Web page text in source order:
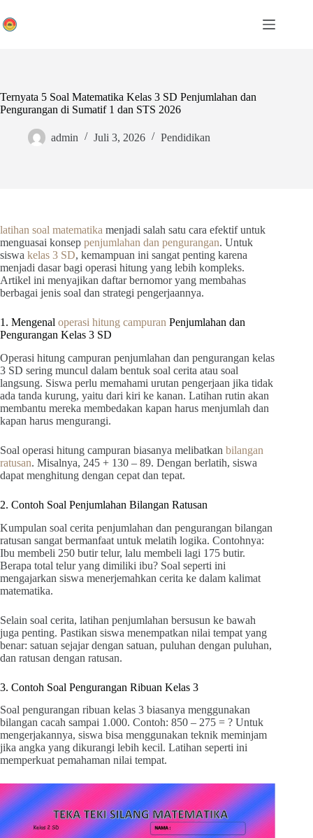
to
content
Ternyata 5 Soal Matematika Kelas 3 SD Penjumlahan dan
Pengurangan di Sumatif 1 dan STS 2026
admin Juli 3, 2026 Pendidikan
latihan soal matematika menjadi salah satu cara efektif untuk
menguasai konsep penjumlahan dan pengurangan. Untuk
siswa kelas 3 SD, kemampuan ini sangat penting karena
menjadi dasar bagi operasi hitung yang lebih kompleks.
Artikel ini menyajikan daftar bernomor yang membahas
berbagai jenis soal dan strategi pengerjaannya.
1. Mengenal operasi hitung campuran Penjumlahan dan
Pengurangan Kelas 3 SD
Operasi hitung campuran penjumlahan dan pengurangan kelas
3 SD sering muncul dalam bentuk soal cerita atau soal
langsung. Siswa perlu memahami urutan pengerjaan jika tidak
ada tanda kurung, yaitu dari kiri ke kanan. Latihan rutin akan
membantu mereka membedakan kapan harus menjumlah dan
kapan harus mengurangi.
Soal operasi hitung campuran biasanya melibatkan bilangan
ratusan. Misalnya, 245 + 130 – 89. Dengan berlatih, siswa
dapat menghitung dengan cepat dan tepat.
2. Contoh Soal Penjumlahan Bilangan Ratusan
Kumpulan soal cerita penjumlahan dan pengurangan bilangan
ratusan sangat bermanfaat untuk melatih logika. Contohnya:
Ibu membeli 250 butir telur, lalu membeli lagi 175 butir.
Berapa total telur yang dimiliki ibu? Soal seperti ini
mengajarkan siswa menerjemahkan cerita ke dalam kalimat
matematika.
Selain soal cerita, latihan penjumlahan bersusun ke bawah
juga penting. Pastikan siswa menempatkan nilai tempat yang
benar: satuan sejajar dengan satuan, puluhan dengan puluhan,
dan ratusan dengan ratusan.
3. Contoh Soal Pengurangan Ribuan Kelas 3
Soal pengurangan ribuan kelas 3 biasanya menggunakan
bilangan cacah sampai 1.000. Contoh: 850 – 275 = ? Untuk
mengerjakannya, siswa bisa menggunakan teknik meminjam
jika angka yang dikurangi lebih kecil. Latihan seperti ini
memperkuat pemahaman nilai tempat.